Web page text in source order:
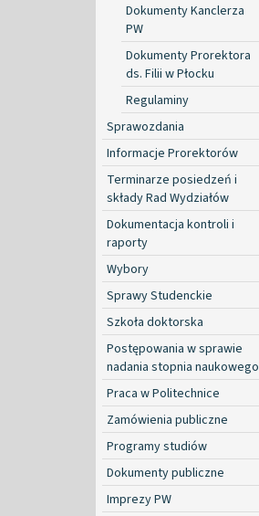
Dokumenty Kanclerza
PW
Dokumenty Prorektora
ds. Filii w Płocku
Regulaminy
Sprawozdania
Informacje Prorektorów
Terminarze posiedzeń i
składy Rad Wydziałów
Dokumentacja kontroli i
raporty
Wybory
Sprawy Studenckie
Szkoła doktorska
Postępowania w sprawie
nadania stopnia naukowego
Praca w Politechnice
Zamówienia publiczne
Programy studiów
Dokumenty publiczne
Imprezy PW